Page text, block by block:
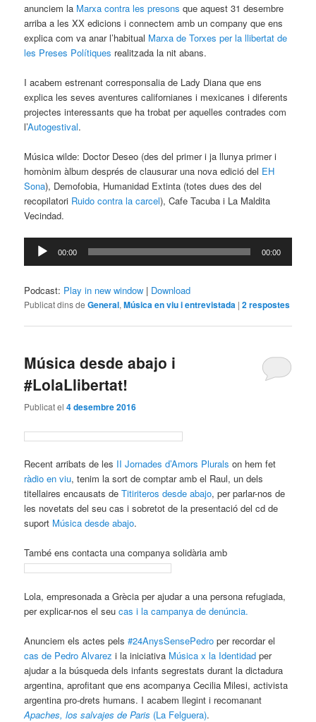
anunciem la Marxa contra les presons que aquest 31 desembre
arriba a les XX edicions i connectem amb un company que ens
explica com va anar l’habitual Marxa de Torxes per la llibertat de
les Preses Polítiques realitzada la nit abans.
I acabem estrenant corresponsalia de Lady Diana que ens
explica les seves aventures californianes i mexicanes i diferents
projectes interessants que ha trobat per aquelles contrades com
l’Autogestival.
Música wilde: Doctor Deseo (des del primer i ja llunya primer i
homònim àlbum després de clausurar una nova edició del EH
Sona), Demofobia, Humanidad Extinta (totes dues des del
recopilatori Ruido contra la carcel), Cafe Tacuba i La Maldita
Vecindad.
Reproductor
d'àudio
00:00 00:00
Podcast: Play in new window | Download
Publicat dins de General,Música en viu i entrevistada |2respostes
Música desde abajo i
#LolaLlibertat!
Publicat el4 desembre 2016
Recent arribats de les II Jornades d’Amors Pluralson hem fet
ràdio en viu, tenim la sort de comptar amb el Raul, un dels
titellaires encausats deTitiriteros desde abajo, per parlar-nos de
les novetats del seu cas i sobretot de la presentació del cd de
suport Música desde abajo.
També ens contacta una companya solidària amb
Lola, empresonada a Grècia per ajudar a una persona refugiada,
per explicar-nos el seucas i la campanya de denúncia.
Anunciem els actes pels#24AnysSensePedro per recordar el
cas de Pedro Alvarez i la iniciativa Música x la Identidad per
ajudar a la búsqueda dels infants segrestats durant la dictadura
argentina, aprofitant que ens acompanya Cecilia Milesi, activista
argentina pro-drets humans. I acabem llegint i recomanant
Apaches, los salvajes de Paris (La Felguera).